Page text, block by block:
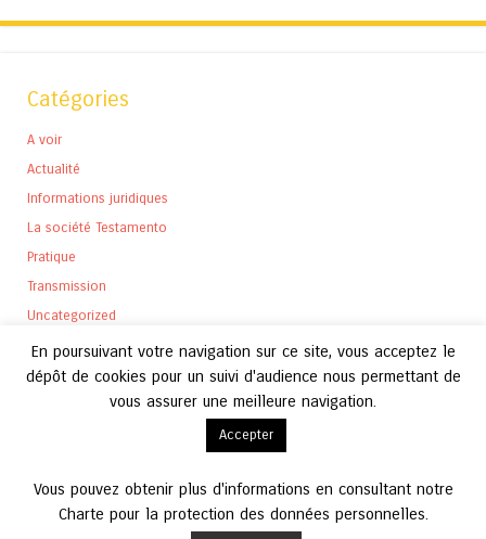
Catégories
A voir
Actualité
Informations juridiques
La société Testamento
Pratique
Transmission
Uncategorized
En poursuivant votre navigation sur ce site, vous acceptez le
dépôt de cookies pour un suivi d'audience nous permettant de
vous assurer une meilleure navigation.
Accepter
Vous pouvez obtenir plus d'informations en consultant notre
Charte pour la protection des données personnelles.